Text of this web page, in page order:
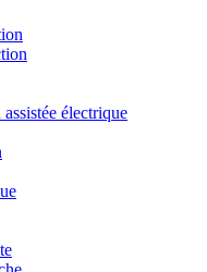
électrique